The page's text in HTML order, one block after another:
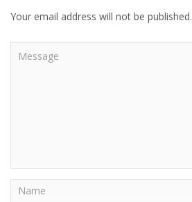
Your email address will not be published.